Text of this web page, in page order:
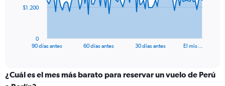
The
categories.
Range:
90 días antes 60 días antes 30 días antes El mis…
0
$1.200
¿Cuál es el mes más barato para reservar un vuelo de Perú